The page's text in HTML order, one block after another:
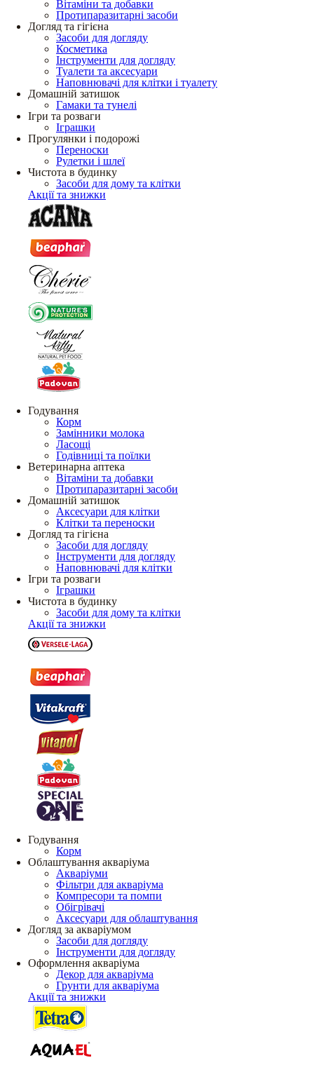
Вітаміни та добавки
Протипаразитарні засоби
Догляд та гігієна
Засоби для догляду
Косметика
Інструменти для догляду
Туалети та аксесуари
Наповнювачі для клітки і туалету
Домашній затишок
Гамаки та тунелі
Ігри та розваги
Іграшки
Прогулянки і подорожі
Переноски
Рулетки і шлеї
Чистота в будинку
Засоби для дому та клітки
Акції та знижки
Годування
Корм
Замінники молока
Ласощі
Годівниці та поїлки
Ветеринарна аптека
Вітаміни та добавки
Протипаразитарні засоби
Домашній затишок
Аксесуари для клітки
Клітки та переноски
Догляд та гігієна
Засоби для догляду
Інструменти для догляду
Наповнювачі для клітки
Ігри та розваги
Іграшки
Чистота в будинку
Засоби для дому та клітки
Акції та знижки
Годування
Корм
Облаштування акваріума
Акваріуми
Фільтри для акваріума
Компресори та помпи
Обігрівачі
Аксесуари для облаштування
Догляд за акваріумом
Засоби для догляду
Інструменти для догляду
Оформлення акваріума
Декор для акваріума
Грунти для акваріума
Акції та знижки